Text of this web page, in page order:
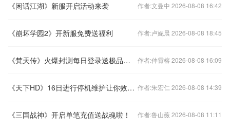
《闲话江湖》新服开启活动来袭 作者:文曼中 2026-08-08 16:42
《崩坏学园2》开新服免费送福利 作者:卢妮晨 2026-08-08 18:45
《梵天传》火爆封测每日登录送极品道具 作者:仲霄榕 2026-08-08 16:09
《天下HD》16日进行停机维护让你效率大大提高 作者:朱宏仁 2026-08-08 14:39
《三国战神》开启单笔充值送战魂啦！ 作者:鲁山薇 2026-08-08 11:11